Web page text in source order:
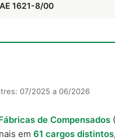
1621-8/00
07/2025 a 06/2026
de Compensados
em 61 cargos distintos